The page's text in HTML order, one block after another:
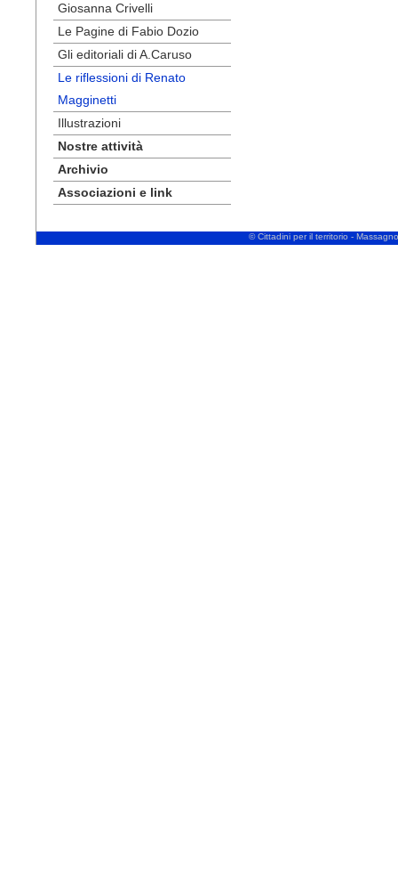
Giosanna Crivelli
Le Pagine di Fabio Dozio
Gli editoriali di A.Caruso
Le riflessioni di Renato
Magginetti
Illustrazioni
Nostre attività
Archivio
Associazioni e link
© Cittadini per il territorio -